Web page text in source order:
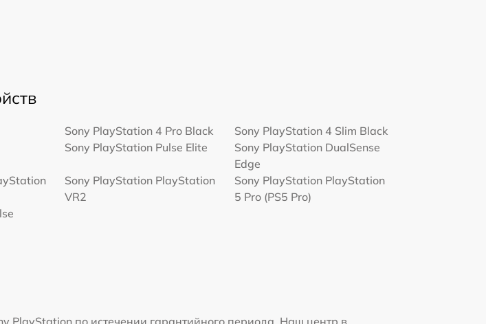
Sony PlayStation 4 Pro Black
Sony PlayStation 4 Slim Black
Sony PlayStation Pulse Elite
Sony PlayStation DualSense
Edge
Sony PlayStation PlayStation
VR2
Sony PlayStation PlayStation
5 Pro (PS5 Pro)
PlayStation по истечении гарантийного периода. Наш центр в